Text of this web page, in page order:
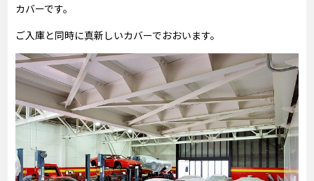
カバーです。
ご入庫と同時に真新しいカバーでおおいます。